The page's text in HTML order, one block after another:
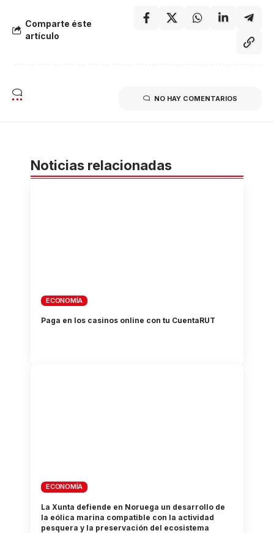
Comparte éste
artículo
NO HAY COMENTARIOS
Noticias relacionadas
ECONOMÍA
Paga en los casinos online con tu CuentaRUT
ECONOMÍA
La Xunta defiende en Noruega un desarrollo de
la eólica marina compatible con la actividad
pesquera y la preservación del ecosistema